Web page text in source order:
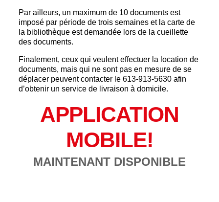
Par ailleurs, un maximum de 10 documents est
imposé par période de trois semaines et la carte de
la bibliothèque est demandée lors de la cueillette
des documents.
Finalement, ceux qui veulent effectuer la location de
documents, mais qui ne sont pas en mesure de se
déplacer peuvent contacter le 613-913-5630 afin
d’obtenir un service de livraison à domicile.
APPLICATION
MOBILE!
MAINTENANT DISPONIBLE